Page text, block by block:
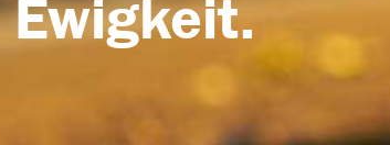
Ewigkeit.